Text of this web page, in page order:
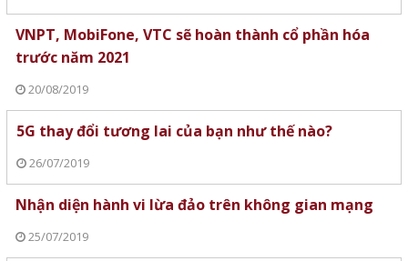
VNPT, MobiFone, VTC sẽ hoàn thành cổ phần hóa
trước năm 2021
20/08/2019
5G thay đổi tương lai của bạn như thế nào?
26/07/2019
Nhận diện hành vi lừa đảo trên không gian mạng
25/07/2019